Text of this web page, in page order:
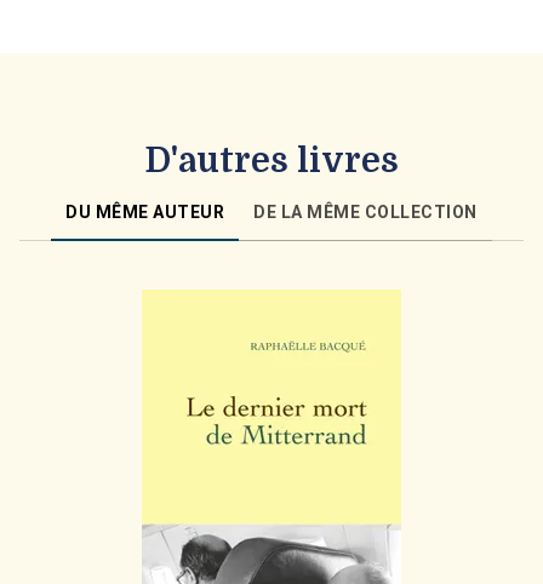
D'autres livres
DU MÊME AUTEUR DE LA MÊME COLLECTION